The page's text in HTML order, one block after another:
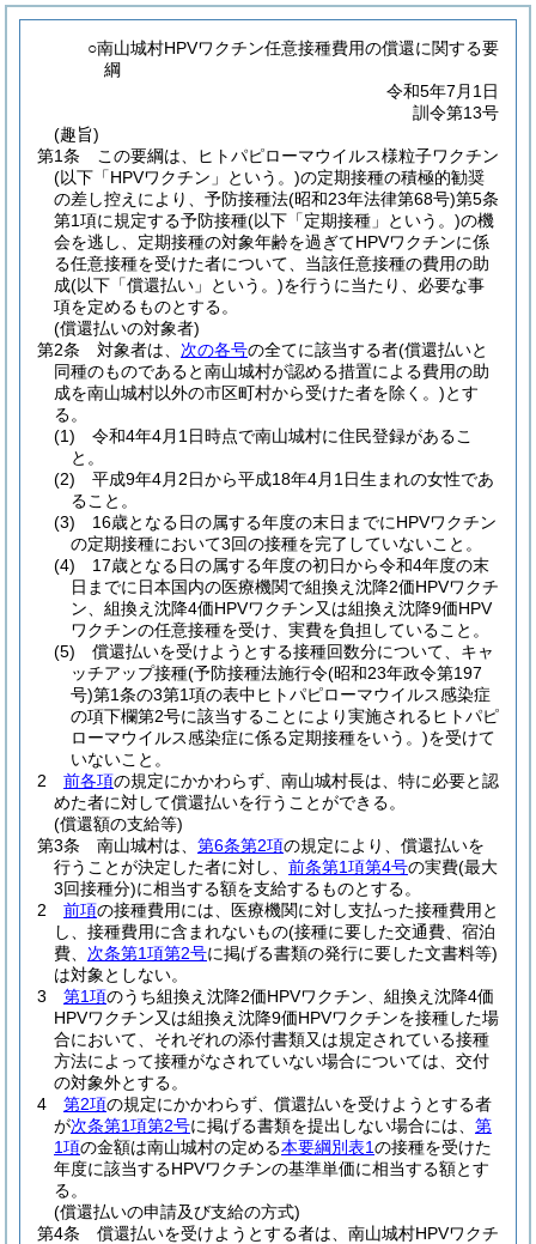
○南山城村HPVワクチン任意接種費用の償還に関する要
綱
令和5年7月1日
訓令第13号
(趣旨)
第1条
この要綱は、ヒトパピローマウイルス様粒子ワクチン
(以下「HPVワクチン」という。)の定期接種の積極的勧奨
の差し控えにより、予防接種法(昭和23年法律第68号)第5条
第1項に規定する予防接種(以下「定期接種」という。)の機
会を逃し、定期接種の対象年齢を過ぎてHPVワクチンに係
る任意接種を受けた者について、当該任意接種の費用の助
成(以下「償還払い」という。)を行うに当たり、必要な事
項を定めるものとする。
(償還払いの対象者)
第2条
対象者は、 次の各号の全てに該当する者(償還払いと
同種のものであると南山城村が認める措置による費用の助
成を南山城村以外の市区町村から受けた者を除く。)とす
る。
(1)
令和4年4月1日時点で南山城村に住民登録があるこ
と。
(2)
平成9年4月2日から平成18年4月1日生まれの女性であ
ること。
(3)
16歳となる日の属する年度の末日までにHPVワクチン
の定期接種において3回の接種を完了していないこと。
(4)
17歳となる日の属する年度の初日から令和4年度の末
日までに日本国内の医療機関で組換え沈降2価HPVワクチ
ン、組換え沈降4価HPVワクチン又は組換え沈降9価HPV
ワクチンの任意接種を受け、実費を負担していること。
(5)
償還払いを受けようとする接種回数分について、キャ
ッチアップ接種(予防接種法施行令(昭和23年政令第197
号)第1条の3第1項の表中ヒトパピローマウイルス感染症
の項下欄第2号に該当することにより実施されるヒトパピ
ローマウイルス感染症に係る定期接種をいう。)を受けて
いないこと。
2
前各項の規定にかかわらず、南山城村長は、特に必要と認
めた者に対して償還払いを行うことができる。
(償還額の支給等)
第3条
南山城村は、 第6条第2項の規定により、償還払いを
行うことが決定した者に対し、 前条第1項第4号の実費(最大
3回接種分)に相当する額を支給するものとする。
2
前項の接種費用には、医療機関に対し支払った接種費用と
し、接種費用に含まれないもの(接種に要した交通費、宿泊
費、 次条第1項第2号に掲げる書類の発行に要した文書料等)
は対象としない。
3
第1項のうち組換え沈降2価HPVワクチン、組換え沈降4価
HPVワクチン又は組換え沈降9価HPVワクチンを接種した場
合において、それぞれの添付書類又は規定されている接種
方法によって接種がなされていない場合については、交付
の対象外とする。
4
第2項の規定にかかわらず、償還払いを受けようとする者
が次条第1項第2号に掲げる書類を提出しない場合には、 第
1項の金額は南山城村の定める本要綱別表1の接種を受けた
年度に該当するHPVワクチンの基準単価に相当する額とす
る。
(償還払いの申請及び支給の方式)
第4条
償還払いを受けようとする者は、南山城村HPVワクチ